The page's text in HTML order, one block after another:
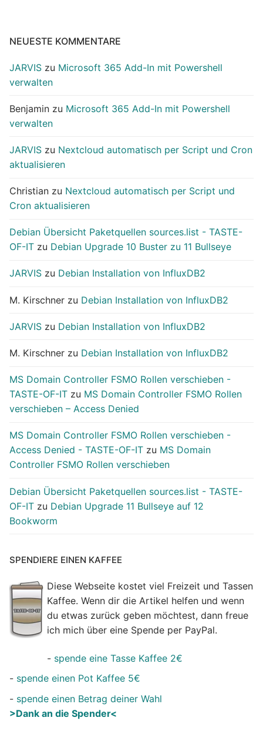
NEUESTE KOMMENTARE
JARVIS zu Microsoft 365 Add-In mit Powershell
verwalten
Benjamin zu Microsoft 365 Add-In mit Powershell
verwalten
JARVIS zu Nextcloud automatisch per Script und Cron
aktualisieren
Christian zu Nextcloud automatisch per Script und
Cron aktualisieren
Debian Übersicht Paketquellen sources.list - TASTE-
OF-IT zu Debian Upgrade 10 Buster zu 11 Bullseye
JARVIS zu Debian Installation von InfluxDB2
M. Kirschner zu Debian Installation von InfluxDB2
JARVIS zu Debian Installation von InfluxDB2
M. Kirschner zu Debian Installation von InfluxDB2
MS Domain Controller FSMO Rollen verschieben -
TASTE-OF-IT zu MS Domain Controller FSMO Rollen
verschieben – Access Denied
MS Domain Controller FSMO Rollen verschieben -
Access Denied - TASTE-OF-IT zu MS Domain
Controller FSMO Rollen verschieben
Debian Übersicht Paketquellen sources.list - TASTE-
OF-IT zu Debian Upgrade 11 Bullseye auf 12
Bookworm
SPENDIERE EINEN KAFFEE
Diese Webseite kostet viel Freizeit und Tassen
Kaffee. Wenn dir die Artikel helfen und wenn
du etwas zurück geben möchtest, dann freue
ich mich über eine Spende per PayPal.
- spende eine Tasse Kaffee 2€
- spende einen Pot Kaffee 5€
- spende einen Betrag deiner Wahl
>Dank an die Spender<